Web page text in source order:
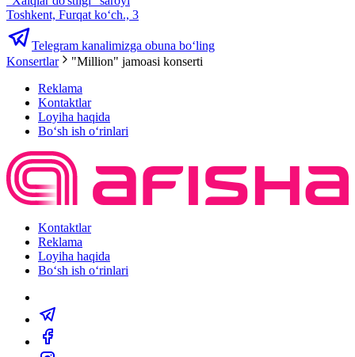
Toshkent, Furqat ko‘ch., 3
Telegram kanalimizga obuna bo‘ling
Konsertlar
"Million" jamoasi konserti
Reklama
Kontaktlar
Loyiha haqida
Bo‘sh ish o‘rinlari
Kontaktlar
Reklama
Loyiha haqida
Bo‘sh ish o‘rinlari